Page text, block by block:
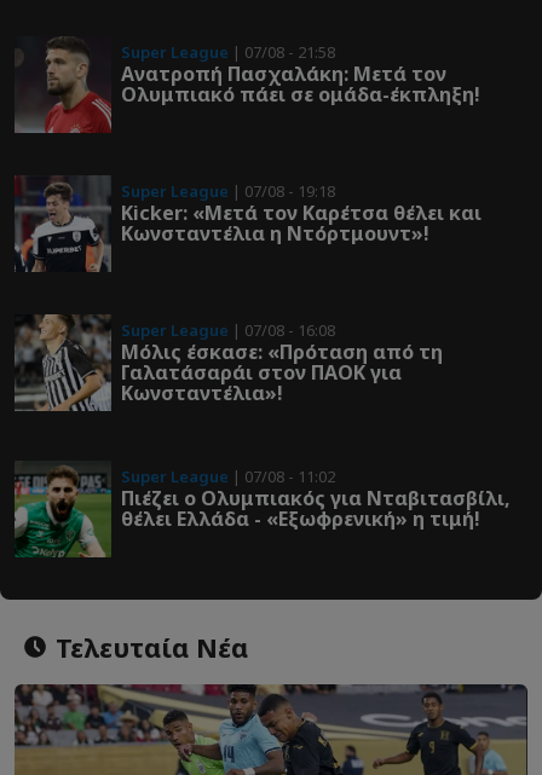
Super League | 07/08 - 21:58
Ανατροπή Πασχαλάκη: Μετά τον
Ολυμπιακό πάει σε ομάδα-έκπληξη!
Super League | 07/08 - 19:18
Kicker: «Μετά τον Καρέτσα θέλει και
Κωνσταντέλια η Ντόρτμουντ»!
Super League | 07/08 - 16:08
Μόλις έσκασε: «Πρόταση από τη
Γαλατάσαράι στον ΠΑΟΚ για
Κωνσταντέλια»!
Super League | 07/08 - 11:02
Πιέζει ο Ολυμπιακός για Νταβιτασβίλι,
θέλει Ελλάδα - «Εξωφρενική» η τιμή!
Τελευταία Νέα